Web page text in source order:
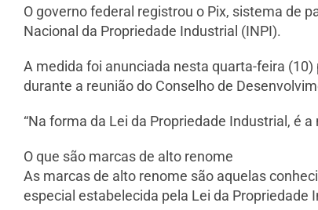
O governo federal registrou o Pix, sistema de
Nacional da Propriedade Industrial (INPI).
A medida foi anunciada nesta quarta-feira
durante a reunião do Conselho de
“Na forma da Lei da Propriedade Industrial, é
O que são marcas de alto renome
As marcas de alto renome são aquelas
especial estabelecida pela Lei da Propriedade